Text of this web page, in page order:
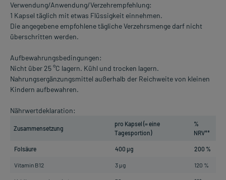
Verwendung/Anwendung/Verzehrempfehlung:
1 Kapsel täglich mit etwas Flüssigkeit einnehmen.
Die angegebene empfohlene tägliche Verzehrsmenge darf nicht
überschritten werden.
Aufbewahrungsbedingungen:
Nicht über 25 °C lagern. Kühl und trocken lagern.
Nahrungsergänzungsmittel außerhalb der Reichweite von kleinen
Kindern aufbewahren.
Nährwertdeklaration:
Zusammensetzung
pro Kapsel (= eine
Tagesportion)
%
NRV**
Folsäure 400 µg 200 %
Vitamin B12 3 µg 120 %